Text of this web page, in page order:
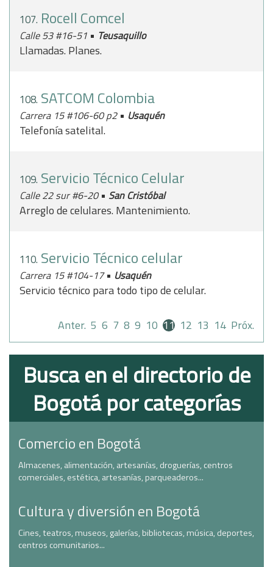
107. Rocell Comcel
Calle 53 #16-51 • Teusaquillo
Llamadas. Planes.
108. SATCOM Colombia
Carrera 15 #106-60 p2 • Usaquén
Telefonía satelital.
109. Servicio Técnico Celular
Calle 22 sur #6-20 • San Cristóbal
Arreglo de celulares. Mantenimiento.
110. Servicio Técnico celular
Carrera 15 #104-17• Usaquén
Servicio técnico para todo tipo de celular.
Anter. 5 6 7 8 9 10 11 12 13 14 Próx.
Busca en el directorio de
Bogotá por categorías
Comercio en Bogotá
Almacenes, alimentación, artesanías, droguerías, centros
comerciales, estética, artesanías, parqueaderos...
Cultura y diversión en Bogotá
Cines, teatros, museos, galerías, bibliotecas, música, deportes,
centros comunitarios...